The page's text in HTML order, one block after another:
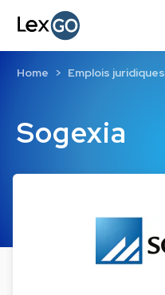
Sogexia
Home Emplois juridiques